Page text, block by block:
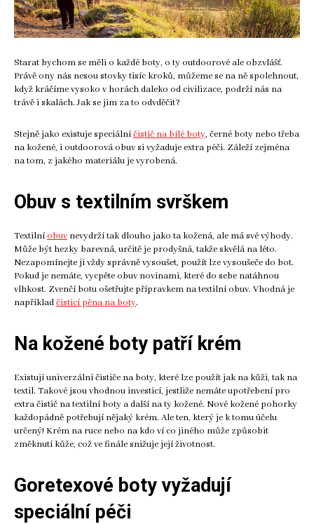
Starat bychom se měli o každé boty, o ty outdoorové ale obzvlášť.
Právě ony nás nesou stovky tisíc kroků, můžeme se na ně spolehnout,
když kráčíme vysoko v horách daleko od civilizace, podrží nás na
trávě i skalách. Jak se jim za to odvděčit?
Stejně jako existuje speciálníčistič na bílé boty, černé boty nebo třeba
na kožené, i outdoorová obuv si vyžaduje extra péči. Záleží zejména
na tom, z jakého materiálu je vyrobená.
Obuv s textilním svrškem
Textilníobuv nevydrží tak dlouho jako ta kožená, ale má své výhody.
Může být hezky barevná, určitě je prodyšná, takže skvělá na léto.
Nezapomínejte ji vždy správně vysoušet, použít lze vysoušeče do bot.
Pokud je nemáte, vycpěte obuv novinami, které do sebe natáhnou
vlhkost. Zvenčí botu ošetřujte přípravkem na textilní obuv. Vhodná je
napříkladčisticí pěna na boty.
Na kožené boty patří krém
Existují univerzální čističe na boty, které lze použít jak na kůži, tak na
textil. Takové jsou vhodnou investicí, jestliže nemáte upotřebení pro
extra čistič na textilní boty a další na ty kožené. Nové kožené pohorky
každopádně potřebují nějaký krém. Ale ten, který je k tomu účelu
určený! Krém na ruce nebo na kdo ví co jiného může způsobit
změknutí kůže, což ve finále snižuje její životnost.
Goretexové boty vyžadují
speciální péči